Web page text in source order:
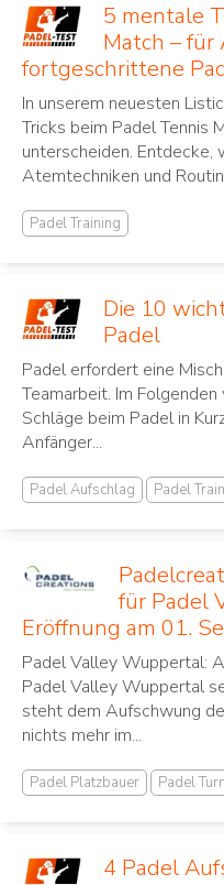
5 mentale
Match – für
fortgeschrittene
In unserem neuesten
Tricks beim Padel Tennis
unterscheiden. Entdecke,
Atemtechniken und
Padel Training
Die 10
Padel
Padel erfordert eine
Teamarbeit. Im
Schläge beim Padel in
Anfänger...
Padel Aufschlag Padel
für Padel
Eröffnung am 01.
Padel Valley Wuppertal:
Padel Valley Wuppertal
steht dem Aufschwung
nichts mehr im...
Padel Platzbauer Padel
4 Padel